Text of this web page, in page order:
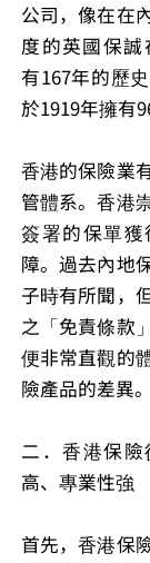
公司，像在在
度的英國保誠
有167年的歷
於1919年擁有
香港的保險業
管體系。香港
簽署的保單
障。過去內地
子時有所聞，
之「免責條款
便非常直觀的
險產品的差異。
二．香港保
高、專業性強
首先，香港保